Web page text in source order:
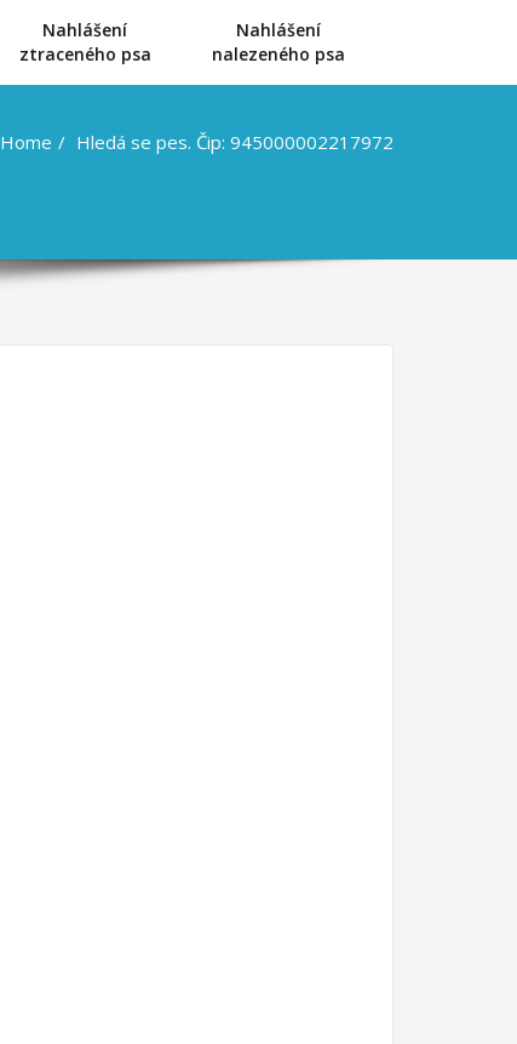
Nahlášení
ztraceného psa
Nahlášení
nalezeného psa
Home Hledá se pes. Čip: 945000002217972